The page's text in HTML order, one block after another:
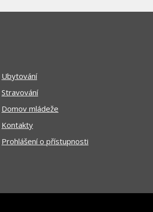
Ubytování
Stravování
Domov mládeže
Kontakty
Prohlášení o přístupnosti